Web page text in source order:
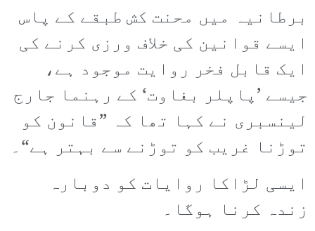
برطانیہ میں محنت کش طبقے کے پاس
ایسے قوانین کی خلاف ورزی کرنے کی
ایک قابل فخر روایت موجود ہے،
جیسے ’پاپلر بغاوت‘ کے رہنما جارج
لینسبری نے کہا تھا کہ ”قانون کو
توڑنا غریب کو توڑنے سے بہتر ہے“۔
ایسی لڑاکا روایات کو دوبارہ
زندہ کرنا ہوگا۔